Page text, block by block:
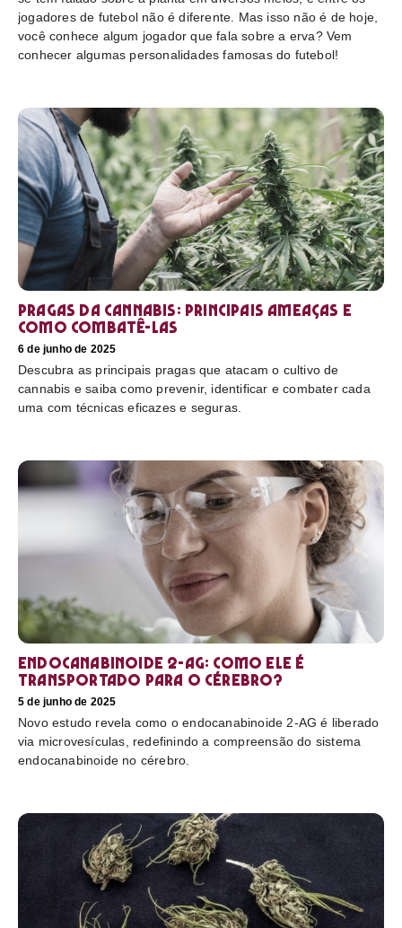
jogadores de futebol não é diferente. Mas isso não é de hoje,
você conhece algum jogador que fala sobre a erva? Vem
conhecer algumas personalidades famosas do futebol!
Pragas da cannabis: Principais ameaças e
como combatê-las
6 de junho de 2025
Descubra as principais pragas que atacam o cultivo de
cannabis e saiba como prevenir, identificar e combater cada
uma com técnicas eficazes e seguras.
Endocanabinoide 2-AG: Como ele é
transportado para o cérebro?
5 de junho de 2025
Novo estudo revela como o endocanabinoide 2-AG é liberado
via microvesículas, redefinindo a compreensão do sistema
endocanabinoide no cérebro.